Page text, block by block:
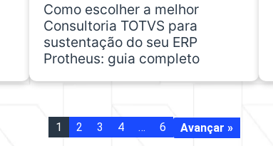
Como escolher a melhor
Consultoria TOTVS para
sustentação do seu ERP
Protheus: guia completo
1 2 3 4 … 6 Avançar »